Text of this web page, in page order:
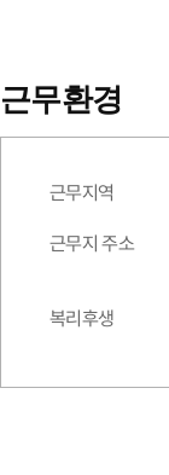
근무환경
근무지역
근무지 주소
복리후생